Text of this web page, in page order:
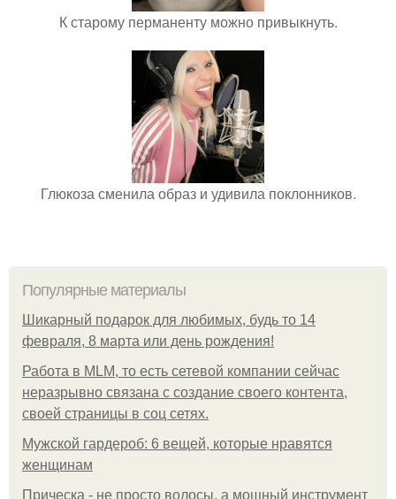
К старому перманенту можно привыкнуть.
Глюкоза сменила образ и удивила поклонников.
Популярные материалы
Шикарный подарок для любимых, будь то 14
февраля, 8 марта или день рождения!
Работа в MLM, то есть сетевой компании сейчас
неразрывно связана с создание своего контента,
своей страницы в соц сетях.
Мужской гардероб: 6 вещей, которые нравятся
женщинам
Прическа - не просто волосы, а мощный инструмент